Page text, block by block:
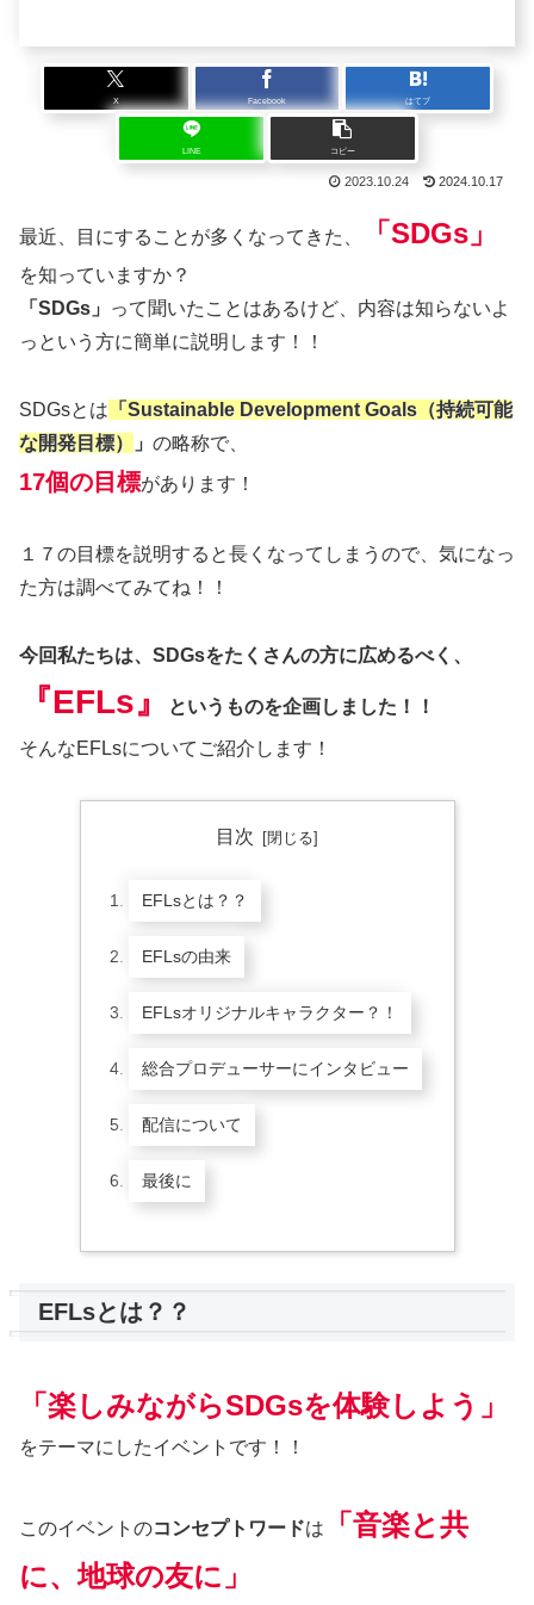
X Facebook はてブ
LINE コピー
2023.10.24 2024.10.17
最近、目にすることが多くなってきた、 「SDGs」
を知っていますか？
「SDGs」 って聞いたことはあるけど、内容は知らないよ
っという方に簡単に説明します！！
SDGsとは 「Sustainable Development Goals（持続可能
な開発目標）
」 の略称で、
17個の目標があります！
１７の目標を説明すると長くなってしまうので、気になっ
た方は調べてみてね！！
今回私たちは、SDGsをたくさんの方に広めるべく、
『EFLs』 というものを企画しました！！
そんなEFLsについてご紹介します！
目次
EFLsとは？？
EFLsの由来
EFLsオリジナルキャラクター？！
総合プロデューサーにインタビュー
配信について
最後に
EFLsとは？？
「楽しみながらSDGsを体験しよう」
をテーマにしたイベントです！！
このイベントのコンセプトワードは
「音楽と共
に、地球の友に」